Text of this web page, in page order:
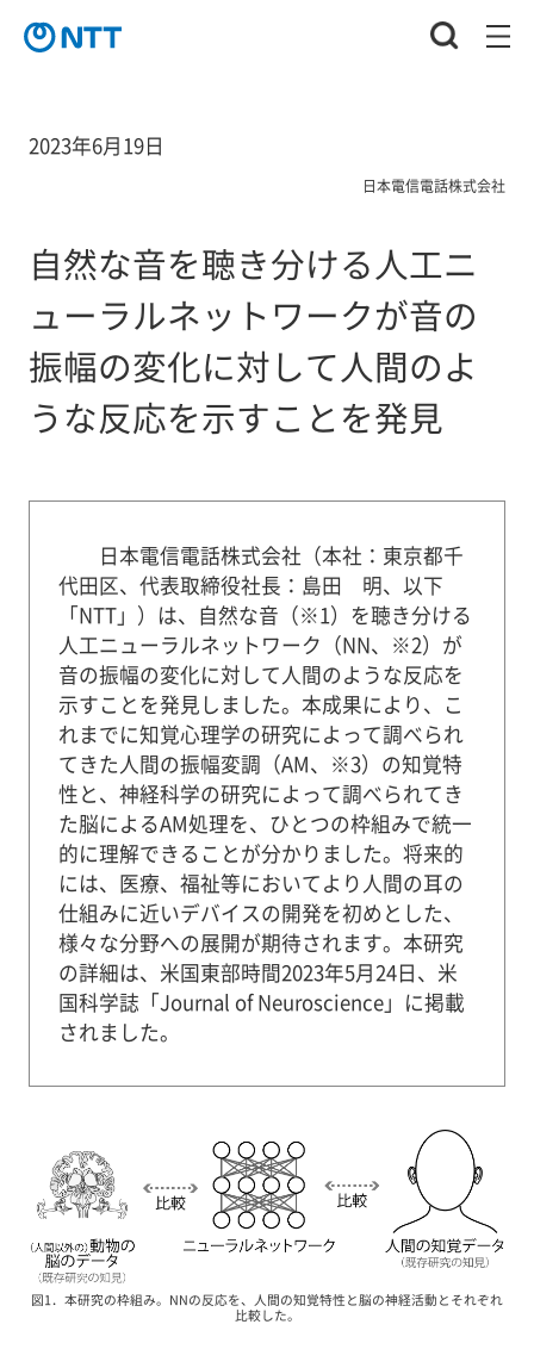
2023年6月19日
日本電信電話株式会社
自然な音を聴き分ける人工ニ
ューラルネットワークが音の
振幅の変化に対して人間のよ
うな反応を示すことを発見
日本電信電話株式会社（本社：東京都千
代田区、代表取締役社長：島田 明、以下
「NTT」）は、自然な音（※1）を聴き分ける
人工ニューラルネットワーク（NN、※2）が
音の振幅の変化に対して人間のような反応を
示すことを発見しました。本成果により、こ
れまでに知覚心理学の研究によって調べられ
てきた人間の振幅変調（AM、※3）の知覚特
性と、神経科学の研究によって調べられてき
た脳によるAM処理を、ひとつの枠組みで統一
的に理解できることが分かりました。将来的
には、医療、福祉等においてより人間の耳の
仕組みに近いデバイスの開発を初めとした、
様々な分野への展開が期待されます。本研究
の詳細は、米国東部時間2023年5月24日、米
国科学誌「Journal of Neuroscience」に掲載
されました。
図1．本研究の枠組み。NNの反応を、人間の知覚特性と脳の神経活動とそれぞれ
比較した。